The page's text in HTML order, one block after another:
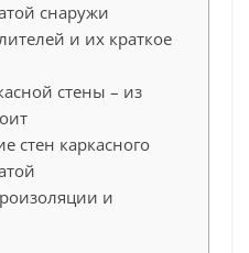
снаружи
и их краткое
стены – из
стен каркасного
и